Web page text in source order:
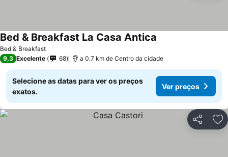
Bed & Breakfast
Bed & Breakfast La Casa Antica
9,3 Excelente 68 a 0.7 km de Centro da cidade
Selecione as datas para ver os preços
exatos.
Ver preços
Partilhar